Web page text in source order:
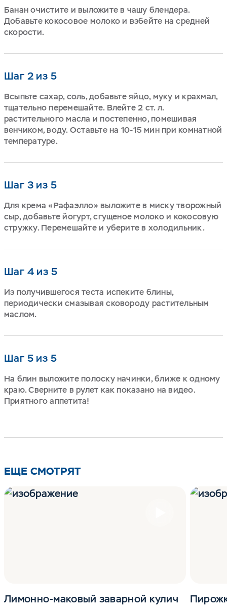
Банан очистите и выложите в чашу блендера.
Добавьте кокосовое молоко и взбейте на средней
скорости.
Шаг 2 из 5
Всыпьте сахар, соль, добавьте яйцо, муку и крахмал,
тщательно перемешайте. Влейте 2 ст. л.
растительного масла и постепенно, помешивая
венчиком, воду. Оставьте на 10-15 мин при комнатной
температуре.
Шаг 3 из 5
Для крема «Рафаэлло» выложите в миску творожный
сыр, добавьте йогурт, сгущеное молоко и кокосовую
стружку. Перемешайте и уберите в холодильник.
Шаг 4 из 5
Из получившегося теста испеките блины,
периодически смазывая сковороду растительным
маслом.
Шаг 5 из 5
На блин выложите полоску начинки, ближе к одному
краю. Сверните в рулет как показано на видео.
Приятного аппетита!
ЕЩЕ СМОТРЯТ
Лимонно-маковый заварной кулич